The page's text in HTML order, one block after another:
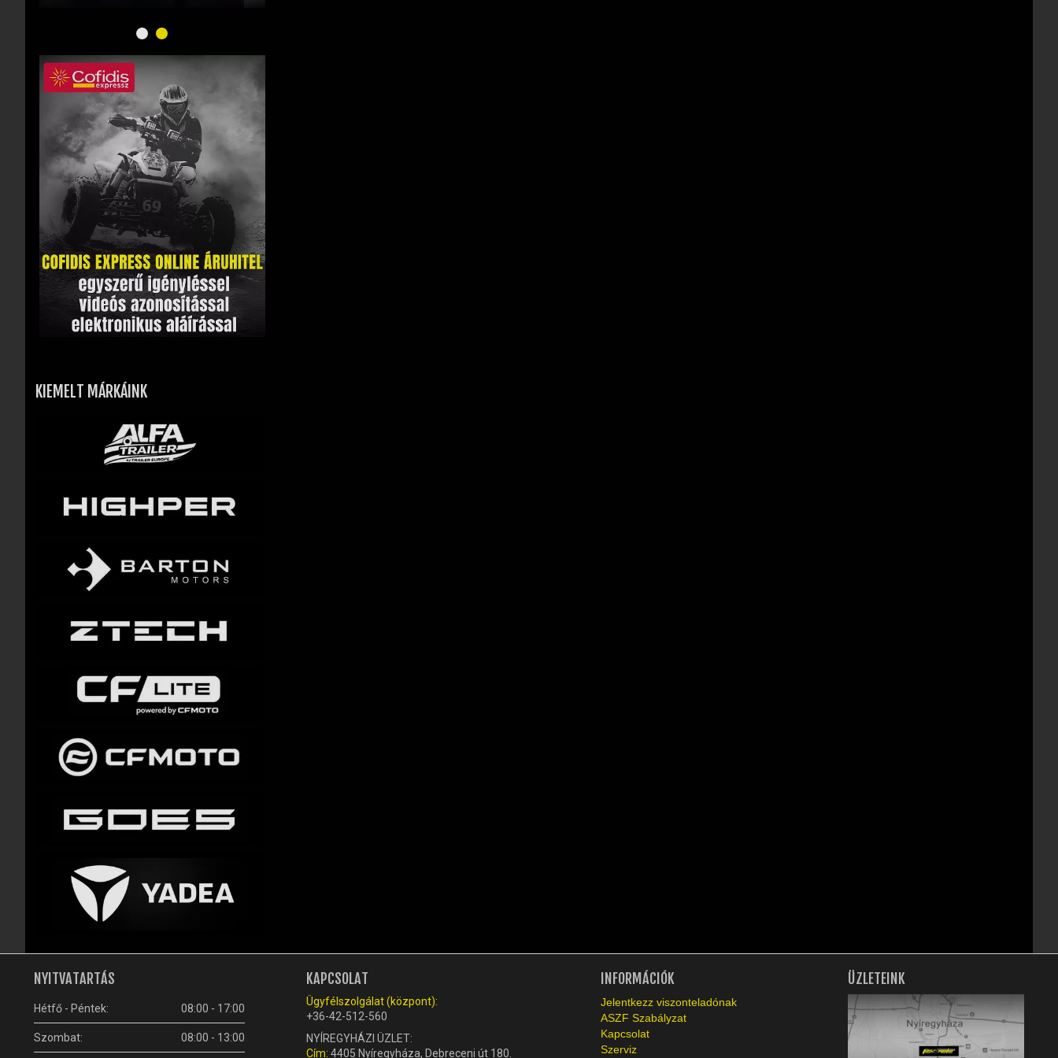
KIEMELT MÁRKÁINK
NYITVATARTÁS
Hétfő - Péntek: 08:00 - 17:00
Szombat: 08:00 - 13:00
KAPCSOLAT
Ügyfélszolgálat (központ):
+36-42-512-560
NYÍREGYHÁZI ÜZLET:
Cím: 4405 Nyíregyháza, Debreceni út 180.
INFORMÁCIÓK
Jelentkezz viszonteladónak
ASZF Szabályzat
Kapcsolat
Szerviz
ÜZLETEINK